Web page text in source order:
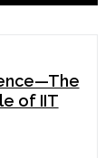
of IIT